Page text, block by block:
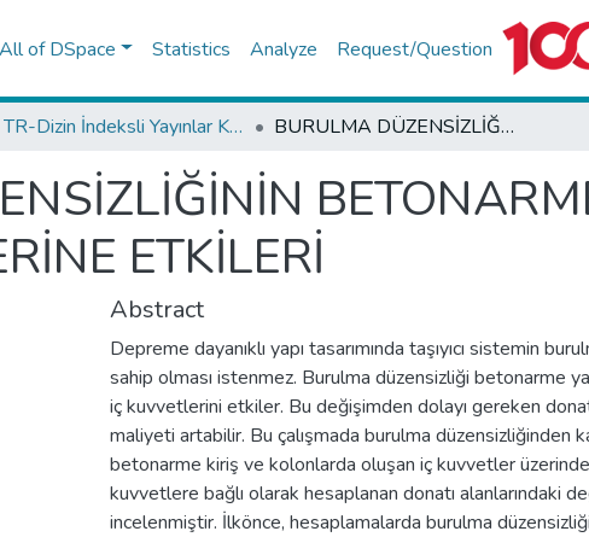
All of DSpace Statistics Analyze Request/Question
TR-Dizin İndeksli Yayınlar Koleksiyonu BURULMA DÜZENSİZLİĞİNİN BETONARME KİRİŞLER VE KOLONLAR ÜZERİNE ETKİLERİ
ETKİLERİ
Abstract
Depreme dayanıklı yapı tasarımında taşıyıcı sistemin
sahip olması istenmez. Burulma düzensizliği betonarme
iç kuvvetlerini etkiler. Bu değişimden dolayı gereken
maliyeti artabilir. Bu çalışmada burulma düzensizliğinden
betonarme kiriş ve kolonlarda oluşan iç kuvvetler
kuvvetlere bağlı olarak hesaplanan donatı alanlarındaki
incelenmiştir. İlkönce, hesaplamalarda burulma